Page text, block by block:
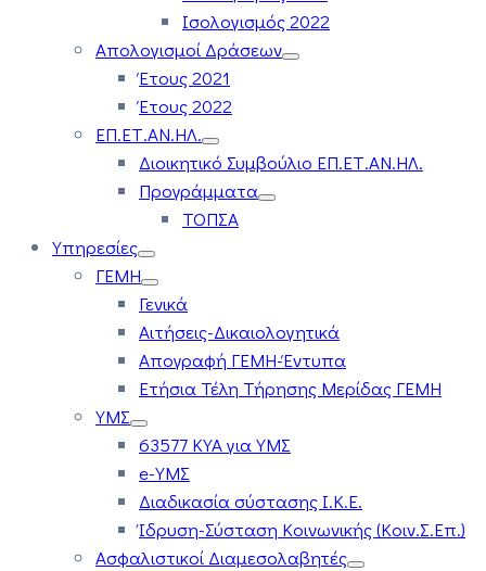
Ισολογισμός 2022
Απολογισμοί Δράσεων
Έτους 2021
Έτους 2022
ΕΠ.ΕΤ.ΑΝ.ΗΛ.
Διοικητικό Συμβούλιο ΕΠ.ΕΤ.ΑΝ.ΗΛ.
Προγράμματα
ΤΟΠΣΑ
Υπηρεσίες
ΓΕΜΗ
Γενικά
Αιτήσεις-Δικαιολογητικά
Απογραφή ΓΕΜΗ-Έντυπα
Ετήσια Τέλη Τήρησης Μερίδας ΓΕΜΗ
ΥΜΣ
63577 ΚΥΑ για ΥΜΣ
e-ΥΜΣ
Διαδικασία σύστασης Ι.Κ.Ε.
Ίδρυση-Σύσταση Κοινωνικής (Κοιν.Σ.Επ.)
Ασφαλιστικοί Διαμεσολαβητές